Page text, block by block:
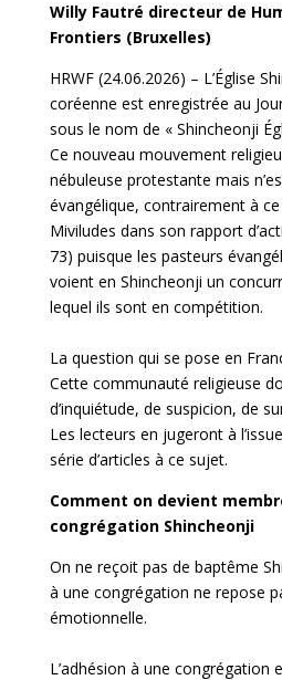
Willy Fautré directeur de
Frontiers (Bruxelles)
HRWF (24.06.2026) – L’Église
coréenne est enregistrée au
sous le nom de « Shincheonji
Ce nouveau mouvement
nébuleuse protestante mais
évangélique, contrairement à
Miviludes dans son rapport
73) puisque les pasteurs
voient en Shincheonji un
lequel ils sont en compétition.
La question qui se pose en
Cette communauté religieuse
d’inquiétude, de suspicion, de
Les lecteurs en jugeront à
série d’articles à ce sujet.
Comment on devient
congrégation Shincheonji
On ne reçoit pas de baptême
à une congrégation ne repose
émotionnelle.
L’adhésion à une congrégation